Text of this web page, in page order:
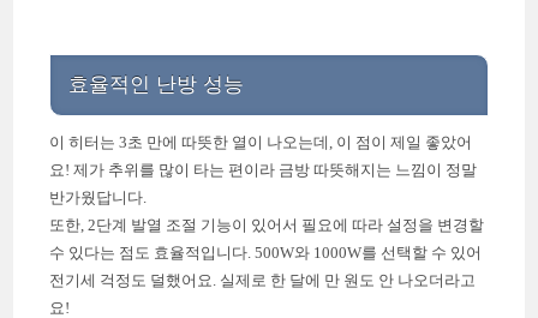
효율적인 난방 성능
이 히터는 3초 만에 따뜻한 열이 나오는데, 이 점이 제일 좋았어
요! 제가 추위를 많이 타는 편이라 금방 따뜻해지는 느낌이 정말
반가웠답니다.
또한, 2단계 발열 조절 기능이 있어서 필요에 따라 설정을 변경할
수 있다는 점도 효율적입니다. 500W와 1000W를 선택할 수 있어
전기세 걱정도 덜했어요. 실제로 한 달에 만 원도 안 나오더라고
요!